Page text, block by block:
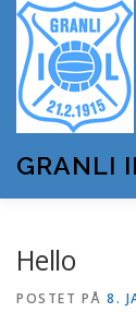
innhold
GRANLI
Hello
POSTET PÅ 8.